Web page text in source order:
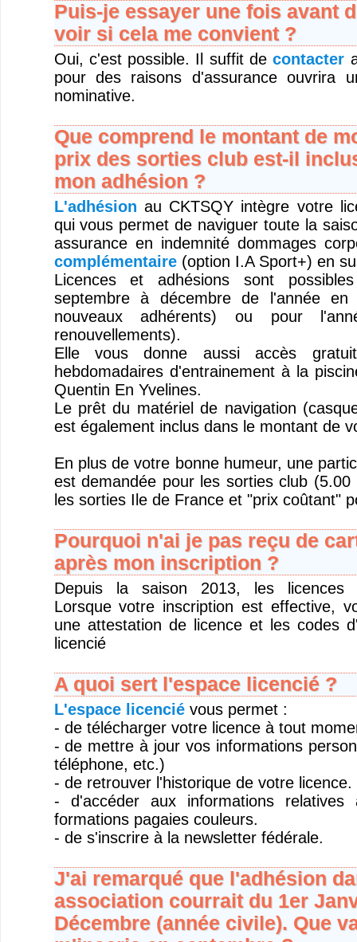
Puis-je essayer une fois avant
voir si cela me convient ?
Oui, c'est possible. Il suffit decontacter
pour des raisons d'assurance ouvrira
nominative.
Que comprend le montant de
prix des sorties club est-il
mon adhésion ?
L'adhésion au CKTSQY intègre votre
qui vous permet de naviguer toute la
assurance en indemnité dommages
complémentaire(option I.A Sport+) en
Licences et adhésions sont
septembre à décembre de l'année
nouveaux adhérents) ou pour
renouvellements).
Elle vous donne aussi accès
hebdomadaires d'entrainement à la
Quentin En Yvelines.
Le prêt du matériel de navigation
est également inclus dans le montant de
En plus de votre bonne humeur, une
est demandée pour les sorties club
les sorties Ile de France et "prix coûtant"
Pourquoi n'ai je pas reçu de
après mon inscription ?
Depuis la saison 2013, les licences
Lorsque votre inscription est effective,
une attestation de licence et les codes
licencié
A quoi sert l'espace licencié ?
L'espace licenciévous permet :
- de télécharger votre licence à tout
- de mettre à jour vos informations
téléphone, etc.)
- de retrouver l'historique de votre licence.
- d'accéder aux informations
formations pagaies couleurs.
- de s'inscrire à la newsletter fédérale.
J'ai remarqué que l'adhésion
association courrait du 1er
Décembre (année civile). Que